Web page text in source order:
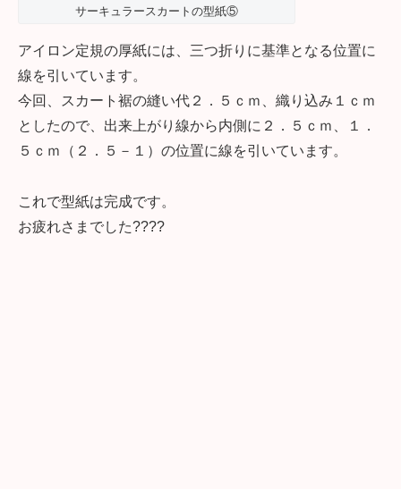
サーキュラースカートの型紙⑤
アイロン定規の厚紙には、三つ折りに基準となる位置に
線を引いています。
今回、スカート裾の縫い代２．５ｃｍ、織り込み１ｃｍ
としたので、出来上がり線から内側に２．５ｃｍ、１．
５ｃｍ（２．５－１）の位置に線を引いています。
これで型紙は完成です。
お疲れさまでした????